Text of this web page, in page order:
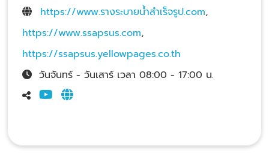
https://www.รางระบายน้ําสําเร็จรูป.com,
https://www.ssapsus.com,
https://ssapsus.yellowpages.co.th
วันจันทร์ - วันเสาร์ เวลา 08:00 - 17:00 น.